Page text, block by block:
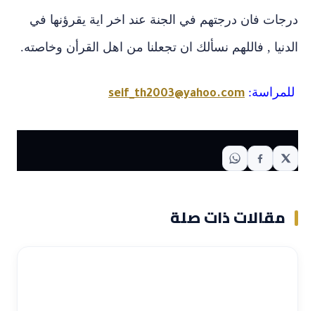
درجات فان درجتهم في الجنة عند اخر اية يقرؤنها في
الدنيا , فاللهم نسألك ان تجعلنا من اهل القرأن وخاصته.
للمراسة: seif_th2003@yahoo.com
مقالات ذات صلة